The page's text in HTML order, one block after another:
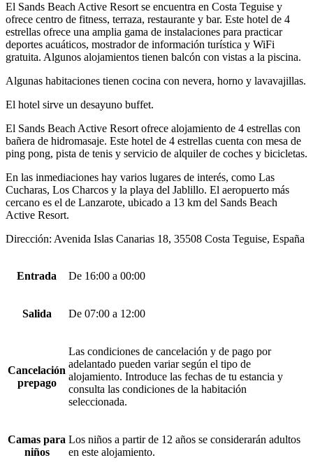
El Sands Beach Active Resort se encuentra en Costa Teguise y
ofrece centro de fitness, terraza, restaurante y bar. Este hotel de 4
estrellas ofrece una amplia gama de instalaciones para practicar
deportes acuáticos, mostrador de información turística y WiFi
gratuita. Algunos alojamientos tienen balcón con vistas a la piscina.
Algunas habitaciones tienen cocina con nevera, horno y lavavajillas.
El hotel sirve un desayuno buffet.
El Sands Beach Active Resort ofrece alojamiento de 4 estrellas con
bañera de hidromasaje. Este hotel de 4 estrellas cuenta con mesa de
ping pong, pista de tenis y servicio de alquiler de coches y bicicletas.
En las inmediaciones hay varios lugares de interés, como Las
Cucharas, Los Charcos y la playa del Jablillo. El aeropuerto más
cercano es el de Lanzarote, ubicado a 13 km del Sands Beach
Active Resort.
Dirección: Avenida Islas Canarias 18, 35508 Costa Teguise, España
Entrada De 16:00 a 00:00
Salida De 07:00 a 12:00
Cancelación
prepago
Las condiciones de cancelación y de pago por
adelantado pueden variar según el tipo de
alojamiento. Introduce las fechas de tu estancia y
consulta las condiciones de la habitación
seleccionada.
Camas para
niños
Los niños a partir de 12 años se considerarán adultos
en este alojamiento.